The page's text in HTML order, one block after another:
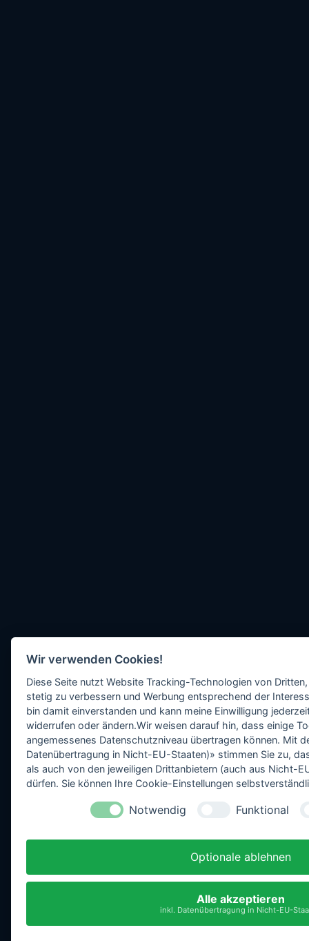
Wir verwenden Cookies!
Diese Seite nutzt Website Tracking-Technologien von
stetig zu verbessern und Werbung entsprechend der
bin damit einverstanden und kann meine Einwilligung
widerrufen oder ändern.Wir weisen darauf hin, dass einige
angemessenes Datenschutzniveau übertragen können. Mit
Datenübertragung in Nicht-EU-Staaten)» stimmen Sie zu,
als auch von den jeweiligen Drittanbietern (auch aus Nicht-
dürfen. Sie können Ihre Cookie-Einstellungen
Notwendig Funktional
Optionale ablehnen
Alle akzeptieren
inkl. Datenübertragung in Nicht-EU-